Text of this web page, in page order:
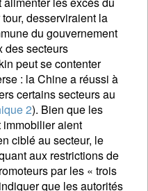
desserviraient la
du gouvernement
des secteurs
peut se contenter
: la Chine a réussi à
certains secteurs au
2). Bien que les
aient
ciblé au secteur, le
aux restrictions de
par les « trois
que les autorités